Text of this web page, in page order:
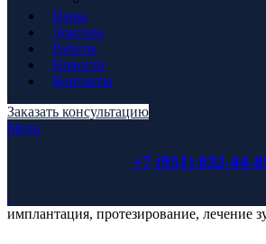
Цены
Доктора
Работы
Новости
Контакты
Заказать консультацию
Menu
+7 (951) 832-44-
имплантация, протезирование, лечение